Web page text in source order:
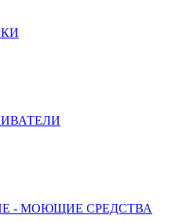
- МОЮЩИЕ СРЕДСТВА